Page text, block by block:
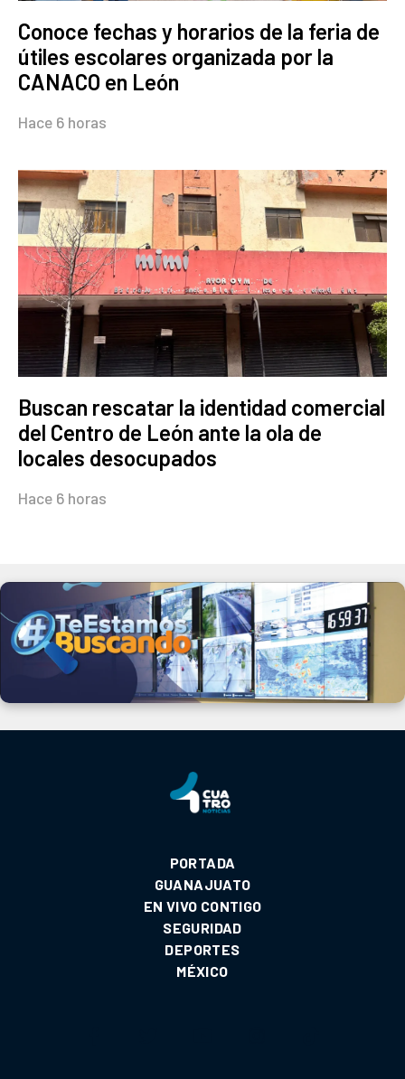
Conoce fechas y horarios de la feria de
útiles escolares organizada por la
CANACO en León
Hace 6 horas
Buscan rescatar la identidad comercial
del Centro de León ante la ola de
locales desocupados
Hace 6 horas
PORTADA
GUANAJUATO
EN VIVO CONTIGO
SEGURIDAD
DEPORTES
MÉXICO